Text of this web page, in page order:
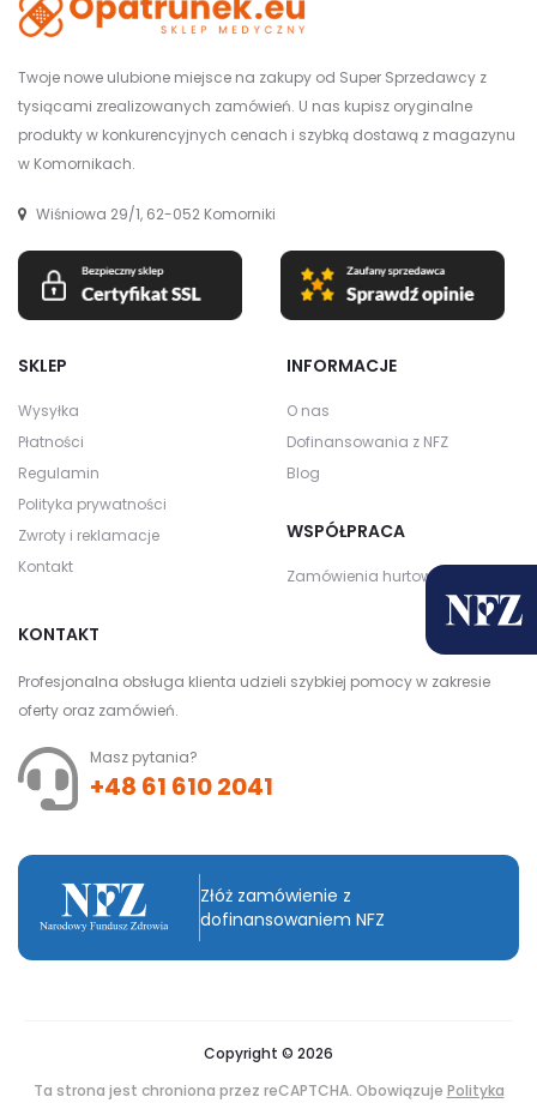
Twoje nowe ulubione miejsce na zakupy od Super Sprzedawcy z
tysiącami zrealizowanych zamówień. U nas kupisz oryginalne
produkty w konkurencyjnych cenach i szybką dostawą z magazynu
w Komornikach.
Wiśniowa 29/1, 62-052 Komorniki
SKLEP
Wysyłka
Płatności
Regulamin
Polityka prywatności
Zwroty i reklamacje
Kontakt
INFORMACJE
O nas
Dofinansowania z NFZ
Blog
WSPÓŁPRACA
Zamówienia hurtowe
KONTAKT
Profesjonalna obsługa klienta udzieli szybkiej pomocy w zakresie
oferty oraz zamówień.
Masz pytania?
+48 61 610 2041
Złóż zamówienie z
dofinansowaniem NFZ
Copyright © 2026
Ta strona jest chroniona przez reCAPTCHA. Obowiązuje Polityka